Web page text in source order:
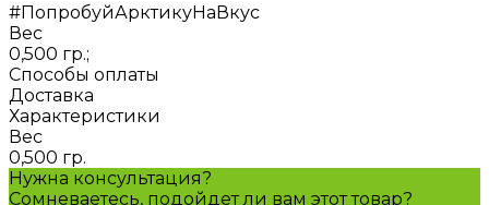
#ПопробуйАрктикуНаВкус
Вес
0,500 гр.;
Способы оплаты
Доставка
Характеристики
Вес
0,500 гр.
Нужна консультация?
Сомневаетесь, подойдет ли вам этот товар?